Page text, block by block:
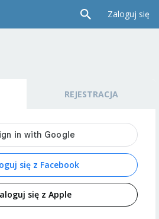
Zaloguj się
REJESTRACJA
się z Facebook
się z Apple